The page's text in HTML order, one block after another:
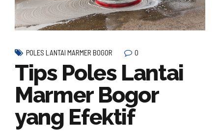
POLES LANTAI MARMER BOGOR 0
Tips Poles Lantai
Marmer Bogor
yang Efektif